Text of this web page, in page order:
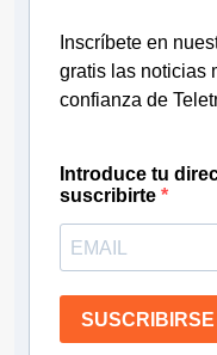
Inscríbete en
gratis las noticias
confianza de
Introduce tu
suscribirte
SUSCRIBIRSE